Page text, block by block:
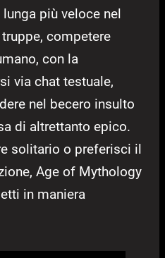
lunga più veloce nel
competere
con la
via chat testuale,
nel becero insulto
di altrettanto epico.
solitario o preferisci il
Age of Mythology
in maniera